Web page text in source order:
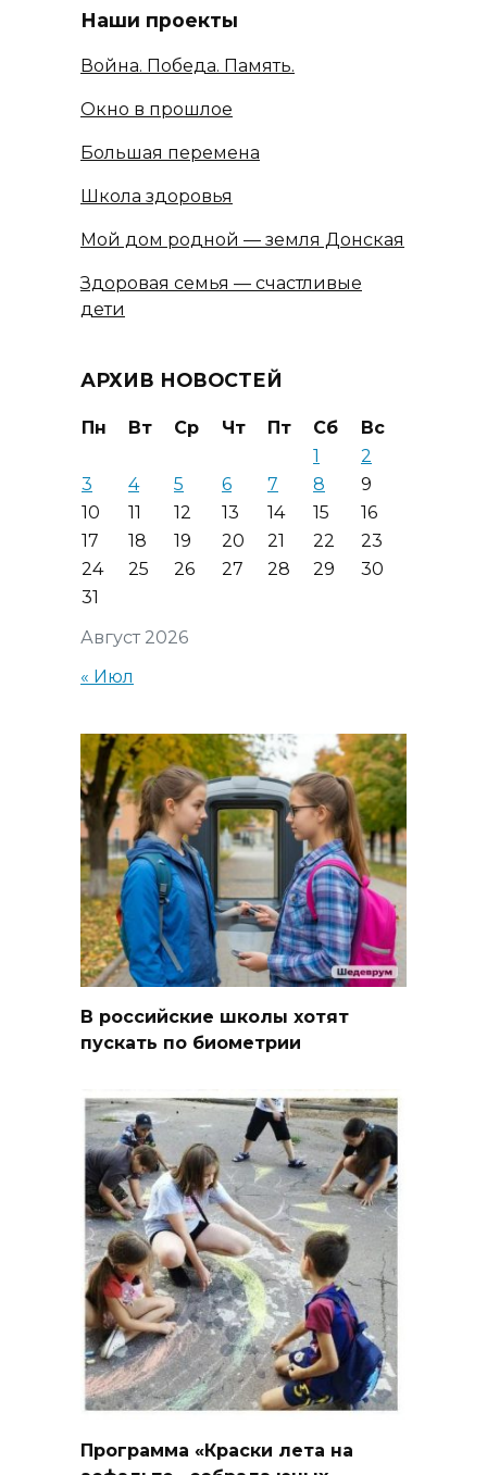
Наши проекты
Война. Победа. Память.
Окно в прошлое
Большая перемена
Школа здоровья
Мой дом родной — земля Донская
Здоровая семья — счастливые
дети
АРХИВ НОВОСТЕЙ
Август 2026
Пн Вт Ср Чт Пт Сб
Вс
1
2
3
4 5 6 7 8
9
10
11 12 13 14 15
16
17
18 19 20 21 22
23
24
25 26 27 28 29
30
31
« Июл
В российские школы хотят
пускать по биометрии
Программа «Краски лета на